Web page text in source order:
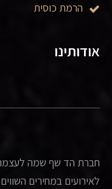
אודותינו
חברת הד שף שמה לעצמה
לאירועים במחירים
הרמת כוסית